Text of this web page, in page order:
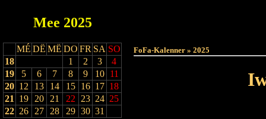
Mee 2025
MÉ DË MË DO FR SA SO
18
1 2 3
4
19
5 6 7 8 9 10
11
20 12 13 14 15 16 17 18
21
19 20 21 22 23 24 25
22 26 27 28 29 30 31
FoFa-Kalenner » 2025